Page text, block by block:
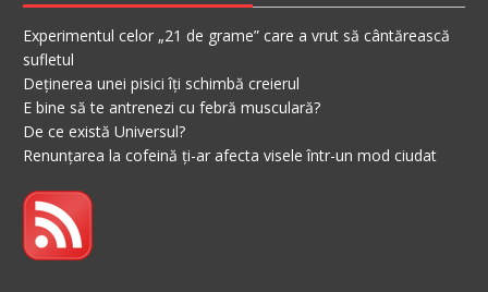
Experimentul celor „21 de grame” care a vrut să cântărească
sufletul
Deținerea unei pisici îți schimbă creierul
E bine să te antrenezi cu febră musculară?
De ce există Universul?
Renunțarea la cofeină ți-ar afecta visele într-un mod ciudat